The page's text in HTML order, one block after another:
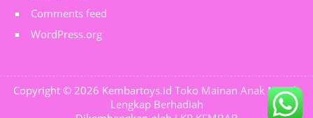
Comments feed
WordPress.org
Copyright © 2026 Kembartoys.id Toko Mainan Anak Murah
Lengkap Berhadiah